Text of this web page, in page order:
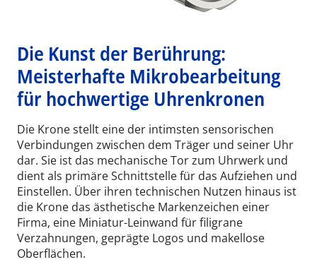
Die Kunst der Berührung:
Meisterhafte Mikrobearbeitung
für hochwertige Uhrenkronen
Die Krone stellt eine der intimsten sensorischen
Verbindungen zwischen dem Träger und seiner Uhr
dar. Sie ist das mechanische Tor zum Uhrwerk und
dient als primäre Schnittstelle für das Aufziehen und
Einstellen. Über ihren technischen Nutzen hinaus ist
die Krone das ästhetische Markenzeichen einer
Firma, eine Miniatur-Leinwand für filigrane
Verzahnungen, geprägte Logos und makellose
Oberflächen.